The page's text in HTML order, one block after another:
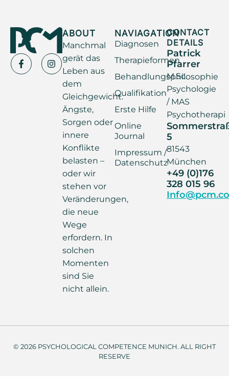
ABOUT
Manchmal
gerät das
Leben aus
dem
Gleichgewicht.
Ängste,
Sorgen oder
innere
Konflikte
belasten –
oder wir
stehen vor
Veränderungen,
die neue
Wege
erfordern. In
solchen
Momenten
sind Sie
nicht allein.
NAVIAGATION
Diagnosen
Therapieformen
Behandlungsphilosophie
Qualifikation
Erste Hilfe
Online
Journal
Impressum /
Datenschutz
CONTACT
DETAILS
Patrick
Pfarrer
M.Sc.
Psychologie
/ MAS
Psychotherapi
5
81543
München
+49 (0)176
328 015 96
© 2026 PSYCHOLOGICAL COMPETENCE MUNICH. ALL RIGHT
RESERVE